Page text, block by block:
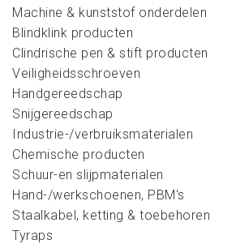
Machine & kunststof onderdelen
Blindklink producten
Clindrische pen & stift producten
Veiligheidsschroeven
Handgereedschap
Snijgereedschap
Industrie-/verbruiksmaterialen
Chemische producten
Schuur-en slijpmaterialen
Hand-/werkschoenen, PBM's
Staalkabel, ketting & toebehoren
Tyraps